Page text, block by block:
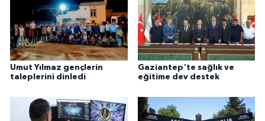
Umut Yılmaz gençlerin
taleplerini dinledi
Gaziantep'te sağlık ve
eğitime dev destek